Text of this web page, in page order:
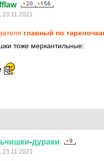
23.11.2021
главный по
тоже меркантильные:
-дураки
23.11.2021